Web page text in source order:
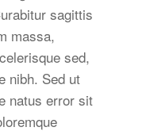
sagittis
massa,
sed,
nibh. Sed ut
natus error sit